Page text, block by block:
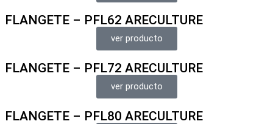
FLANGETE – PFL62 ARECULTURE
ver producto
FLANGETE – PFL72 ARECULTURE
ver producto
FLANGETE – PFL80 ARECULTURE